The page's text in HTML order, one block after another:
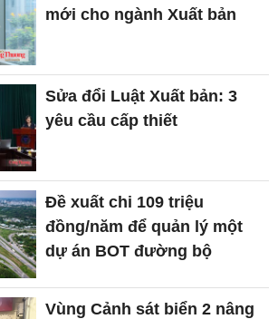
mới cho ngành Xuất bản
Sửa đổi Luật Xuất bản: 3
yêu cầu cấp thiết
Đề xuất chi 109 triệu
đồng/năm để quản lý một
dự án BOT đường bộ
Vùng Cảnh sát biển 2 nâng